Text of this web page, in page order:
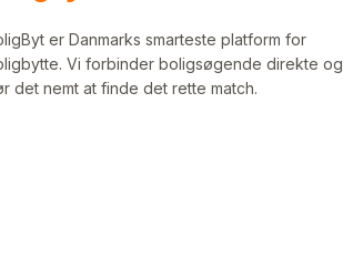
er Danmarks smarteste platform for
Vi forbinder boligsøgende direkte og
det nemt at finde det rette match.